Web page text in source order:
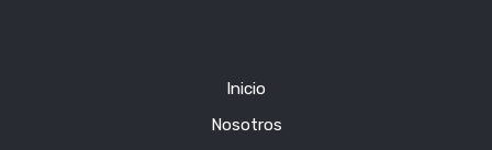
Inicio
Nosotros